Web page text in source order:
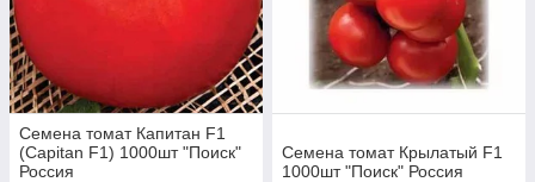
Семена томат Капитан F1
(Capitan F1) 1000шт "Поиск"
Россия
Семена томат Крылатый F1
1000шт "Поиск" Россия